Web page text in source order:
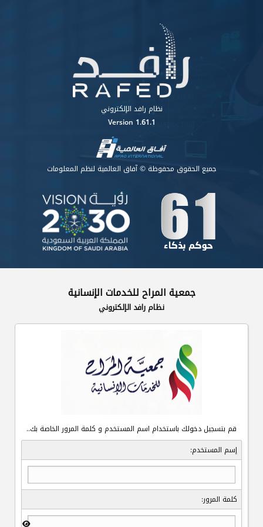
نظام رافد الإلكتروني
Version 1.61.1
جميع الحقوق محفوظة © آفاق العالمية لنظم المعلومات
جمعية المراح للخدمات الإنسانية
نظام رافد الإلكتروني
قم بتسجيل دخولك باستخدام اسم المستخدم و كلمة المرور الخاصة بك..
إسم المستخدم:
كلمة المرور: